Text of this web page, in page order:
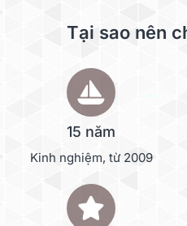
Tại sao nên
15 năm
Kinh nghiệm, từ 2009